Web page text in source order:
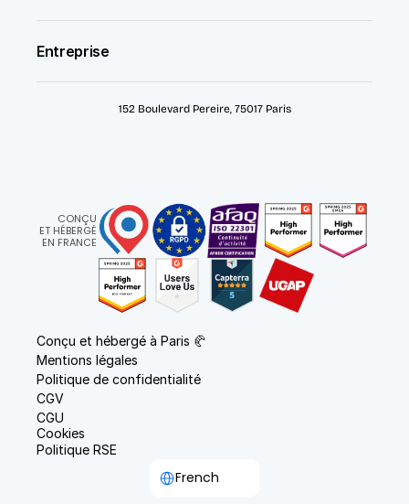
Entreprise
152 Boulevard Pereire, 75017 Paris
CONÇU
ET HÉBERGÉ
EN FRANCE
Conçu et hébergé à Paris 🥐
Mentions légales
Politique de confidentialité
CGV
CGU
Cookies
Politique RSE
French